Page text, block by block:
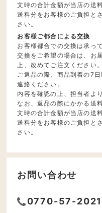
文時の合計金額が当店の送
送料分をお客様のご負担と
さい。
お客様ご都合による交換
お客様都合での交換は承っ
交換をご希望の場合は、お
上、改めてご注文ください。
ご返品の際、商品到着の7
連絡ください。
内容を確認の上、担当者よ
なお、返品の際にかかる送
文時の合計金額が当店の送
送料分をお客様のご負担と
さい。
お問い合わせ
0770-57-2021